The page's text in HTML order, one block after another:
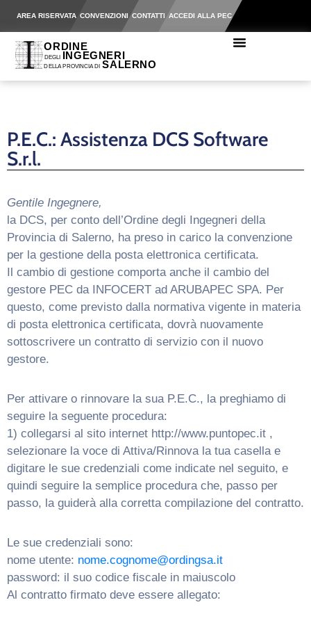
AREA RISERVATA CONVENZIONI CONTATTI ACCEDI ALLA PEC
P.E.C.: Assistenza DCS Software
S.r.l.
Gentile Ingegnere,
la DCS, per conto dell’Ordine degli Ingegneri della
Provincia di Salerno, ha preso in carico la convenzione
per la gestione della posta elettronica certificata.
Il cambio di gestione comporta anche il cambio del
gestore PEC da INFOCERT ad ARUBAPEC SPA. Per
questo, come previsto dalla normativa vigente in materia
di posta elettronica certificata, dovrà nuovamente
sottoscrivere un contratto di servizio con il nuovo
gestore.
Per attivare o rinnovare la sua P.E.C., la preghiamo di
seguire la seguente procedura:
1) collegarsi al sito internet http://www.puntopec.it ,
selezionare la voce di Attiva/Rinnova la tua casella e
digitare le sue credenziali come indicate nel seguito, e
quindi seguire la semplice procedura che, passo per
passo, la guiderà alla corretta compilazione del contratto.
Le sue credenziali sono:
nome utente: nome.cognome@ordingsa.it
password: il suo codice fiscale in maiuscolo
Al contratto firmato deve essere allegato: